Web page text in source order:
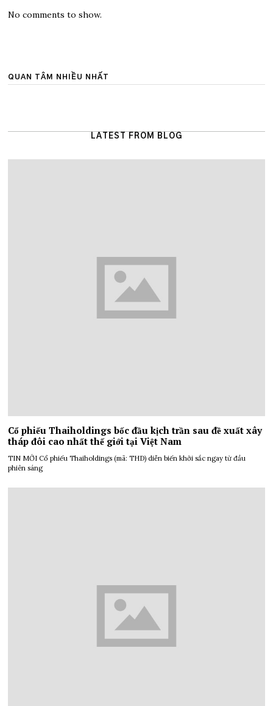
No comments to show.
QUAN TÂM NHIỀU NHẤT
LATEST FROM BLOG
Cổ phiếu Thaiholdings bốc đầu kịch trần sau đề xuất xây
tháp đôi cao nhất thế giới tại Việt Nam
TIN MỚI Cổ phiếu Thaiholdings (mã: THD) diễn biến khởi sắc ngay từ đầu
phiên sáng